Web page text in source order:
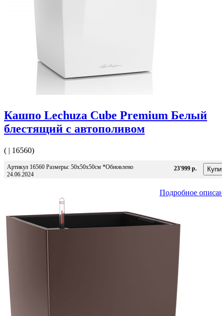
Кашпо Lechuza Cube Premium Белый
блестящий с автополивом
( | 16560)
Артикул 16560 Размеры: 50х50x50см *Обновлено
24.06.2024
23'999 р.
Подробное